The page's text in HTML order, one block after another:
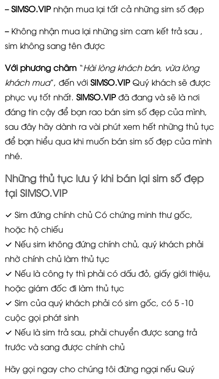
–SIMSO.VIP nhận mua lại tất cả những sim số đẹp
– Không nhận mua lại những sim cam kết trả sau ,
sim không sang tên được
Với phương châm “Hài lòng khách bán, vừa lòng
khách mua”, đến với SIMSO.VIP Quý khách sẽ được
phục vụ tốt nhất. SIMSO.VIP đã đang và sẽ là nơi
đáng tin cậy để bạn rao bán sim số đẹp của mình,
sau đây hãy dành ra vài phút xem hết những thủ tục
để bạn hiểu qua khi muốn bán sim số đẹp của mình
nhé.
Những thủ tục lưu ý khi bán lại sim số đẹp
tại SIMSO.VIP
✓ Sim đứng chính chủ Có chứng minh thư gốc,
hoặc hộ chiếu
✓ Nếu sim không đứng chính chủ, quý khách phải
nhờ chính chủ làm thủ tục
✓ Nếu là công ty thì phải có dấu đỏ, giấy giới thiệu,
hoặc giám đốc đi làm thủ tục
✓ Sim của quý khách phải có sim gốc, có 5 -10
cuộc gọi phát sinh
✓ Nếu là sim trả sau, phải chuyển được sang trả
trước và sang được chính chủ
Hãy gọi ngay cho chúng tôi đừng ngại nếu Quý